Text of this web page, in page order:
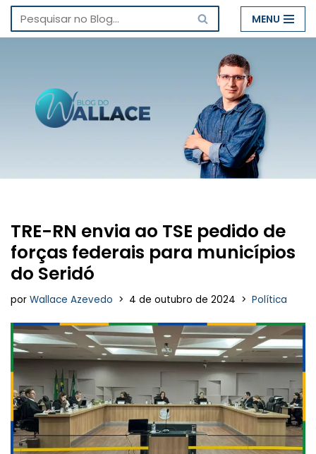
Pular
conteúdo
MENU
TRE-RN envia ao TSE pedido de
forças federais para municípios
do Seridó
por Wallace Azevedo 4 de outubro de 2024 Política